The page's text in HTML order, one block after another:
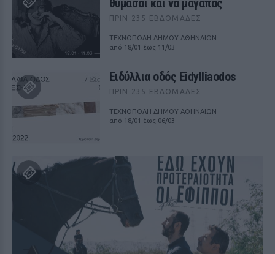
θυμάσαι και να μαγαπάς
ΠΡΙΝ 235 ΕΒΔΟΜΆΔΕΣ
ΤΕΧΝΟΠΟΛΗ ΔΗΜΟΥ ΑΘΗΝΑΙΩΝ
από 18/01 έως 11/03
Ειδύλλια οδός Eidylliaodos
ΠΡΙΝ 235 ΕΒΔΟΜΆΔΕΣ
ΤΕΧΝΟΠΟΛΗ ΔΗΜΟΥ ΑΘΗΝΑΙΩΝ
από 18/01 έως 06/03